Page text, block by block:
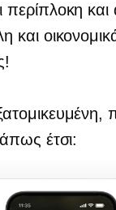
περίπλοκη
και
έτσι: